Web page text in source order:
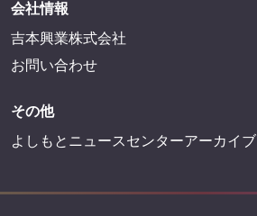
会社情報
吉本興業株式会社
お問い合わせ
その他
よしもとニュースセンターアーカイブ